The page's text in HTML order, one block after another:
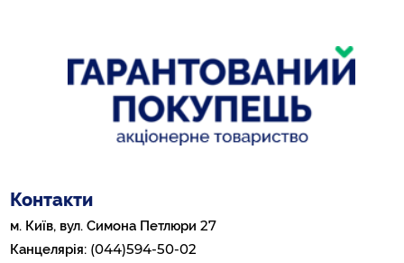
Контакти
м. Київ, вул. Симона Петлюри27
Канцелярія: (044)594-50-02